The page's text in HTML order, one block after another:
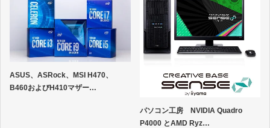
ASUS、ASRock、MSI H470、
B460およびH410マザー…
パソコン工房 NVIDIA Quadro
P4000 とAMD Ryz…